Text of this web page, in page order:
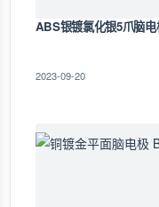
ABS银镀氯化银5爪脑
2023-09-20